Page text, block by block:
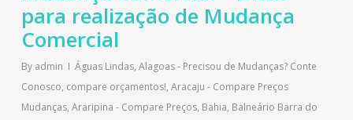
para realização de Mudança
Comercial
By admin Águas Lindas, Alagoas - Precisou de Mudanças? Conte
Conosco, compare orçamentos!, Aracaju - Compare Preços
Mudanças, Araripina - Compare Preços, Bahia, Balneário Barra do